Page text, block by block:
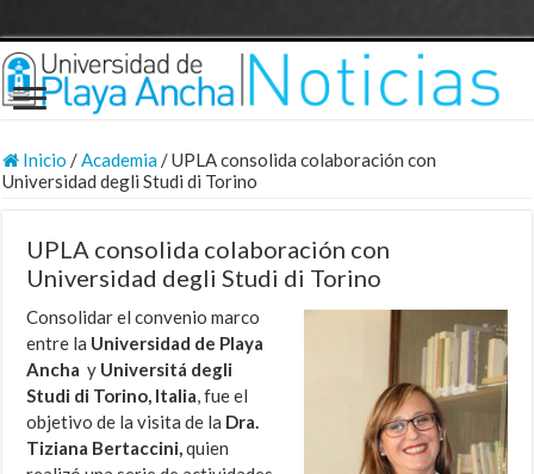
Inicio /Academia/UPLA consolida colaboración con
Universidad degli Studi di Torino
UPLA consolida colaboración con
Universidad degli Studi di Torino
Consolidar el convenio marco
entre la Universidad de Playa
Ancha y Universitá degli
Studi di Torino, Italia, fue el
objetivo de la visita de la Dra.
Tiziana Bertaccini,quien